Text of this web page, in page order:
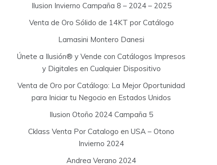
Ilusion Invierno Campaña 8 – 2024 – 2025
Venta de Oro Sólido de 14KT por Catálogo
Lamasini Montero Danesi
Únete a Ilusión® y Vende con Catálogos Impresos
y Digitales en Cualquier Dispositivo
Venta de Oro por Catálogo: La Mejor Oportunidad
para Iniciar tu Negocio en Estados Unidos
Ilusion Otoño 2024 Campaña 5
Cklass Venta Por Catalogo en USA – Otono
Invierno 2024
Andrea Verano 2024